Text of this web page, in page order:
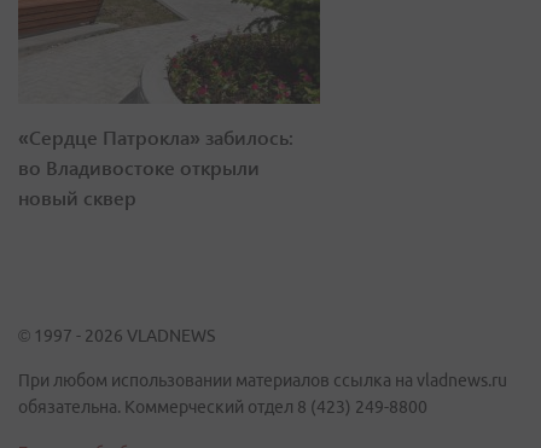
«Сердце Патрокла» забилось:
во Владивостоке открыли
новый сквер
© 1997 - 2026 VLADNEWS
При любом использовании материалов ссылка на vladnews.ru
обязательна. Коммерческий отдел 8 (423) 249-8800